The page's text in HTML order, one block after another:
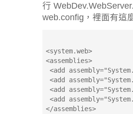
行
web.config，裡面有這
<system.web>
<assemblies>
<add
<add
<add
<add
</assemblies>